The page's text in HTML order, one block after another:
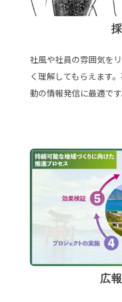
社風や社員の雰囲気を
く理解してもらえます
動の情報発信に最適です
広